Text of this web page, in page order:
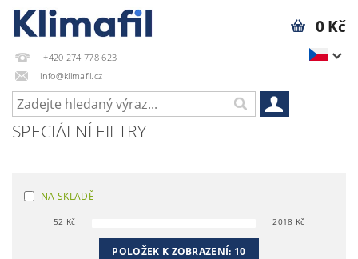
+420 274 778 623
info@klimafil.cz
0 Kč
SPECIÁLNÍ FILTRY
NA SKLADĚ
52 Kč 2018 Kč
POLOŽEK K ZOBRAZENÍ: 10